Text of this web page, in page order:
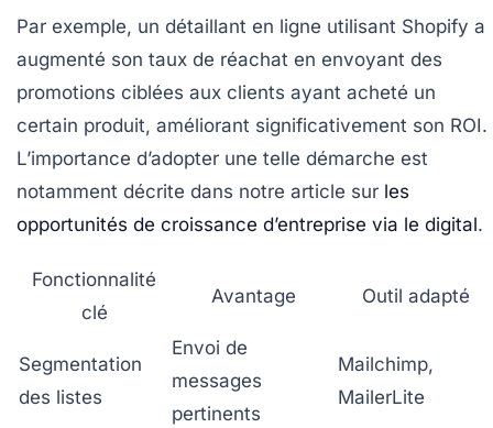
Par exemple, un détaillant en ligne utilisant Shopify a
augmenté son taux de réachat en envoyant des
promotions ciblées aux clients ayant acheté un
certain produit, améliorant significativement son ROI.
L’importance d’adopter une telle démarche est
notamment décrite dans notre article sur les
opportunités de croissance d’entreprise via le digital.
Fonctionnalité
clé
Avantage Outil adapté
Segmentation
des listes
Envoi de
messages
pertinents
Mailchimp,
MailerLite